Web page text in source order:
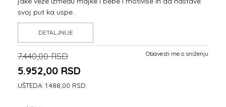
svoj put ka uspe...
DETALJNIJE
7.440,00 RSD
5.952,00 RSD
UŠTEDA: 1.488,00 RSD
Obavesti me o sniženju